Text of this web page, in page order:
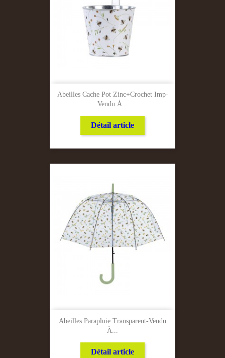
Abeilles Cache Pot Zinc+Crochet Imp-
Vendu À...
Détail article
Abeilles Parapluie Transparent-Vendu
À...
Détail article